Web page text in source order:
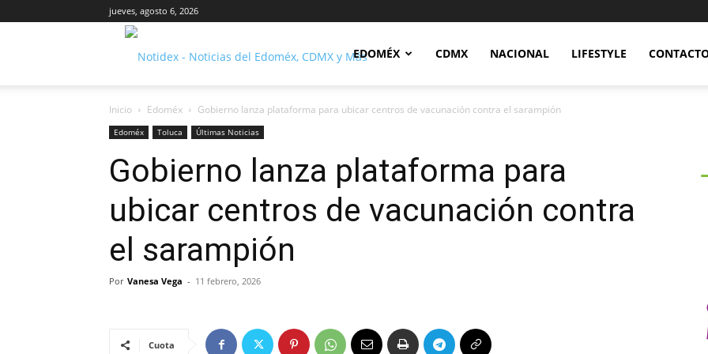
jueves, agosto 6, 2026
Notidex
EDOMÉX CDMX NACIONAL LIFESTYLE
Inicio Edoméx Gobierno lanza plataforma para ubicar centros de vacunación contra el sarampión
Edoméx Toluca Últimas Noticias
Gobierno lanza plataforma para
ubicar centros de vacunación contra
el sarampión
Por Vanesa Vega - 11 febrero, 2026
Cuota